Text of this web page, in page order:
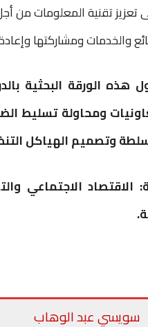
تقنية المعلومات من أجل
والخدمات ومشاركتها
هذه الورقة البحثية
ومحاولة تسليط
وتصميم الهياكل
الاقتصاد الاجتماعي
سويسي عبد الوهاب